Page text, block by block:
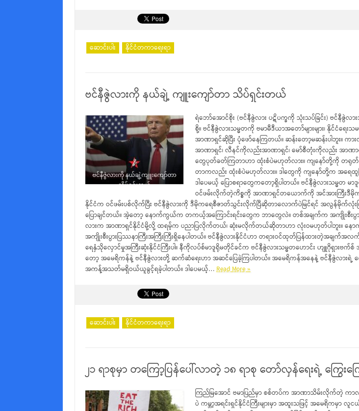
ဆောင်းပါး နိုင်ငံတကာရေးရာ
ဗင်နီဇွဲလားကို နယ်ချဲ့ ကျူးကျော်တာ သိပ်ရှင်းတယ်
ရဲဘော်အောင်စိုး (ဗင်နီဇွဲလား ပဋိပက္ခကို သုံးသပ်ခြင်း) ဗင်နီဇွဲလားအ
စို့။ ဗင်နီဇွဲလားသမ္မတကို ဗမာမီဒီယာအတော်များများ၊ နိုင်ငံရေးသမ
အာဏာရှင်ဆိုပြီး ပုံဖော်နေကြတယ်။ ဆန်းတော့မဆန်းပါဘူး။ က
အာဏာရှင်၊ လီနင်ကိုလည်းအာဏာရှင်၊ မော်စီတုံးကိုလည်း အာဏ
တွေပုတ်ခတ်ကြတာဟာ ထုံးစံပဲမဟုတ်လား။ ကျနော်တို့ကို တရုတ်နဲ့ပ
တာကလည်း ထုံးစံပဲမဟုတ်လား။ ဒါတွေကို ကျနော်တို့က အရေထူပြီး
ဒါပေမယ့် ပြောစရာတွေကတော့ရှိပါတယ်။ ဗင်နီဇွဲလားသမ္မတ
ဝင်ဖမ်းလိုက်တဲ့ကိစ္စကို အာဏာရှင်တယောက်ကို အင်အားကြီးဒီမို
နိုင်ငံက ဝင်ဖမ်းပစ်လိုက်ပြီး ဗင်နီဇွဲလားကို ဒီမိုကရေစီဇာတ်သွင်းလိုက်ပြီဆိုတာလောက်ပဲမြင်ရင် အလွန်မိုက်လုံး
ပြောချင်တယ်။ အဲ့တော့ နောက်ကွယ်က တကယ့်အကြောင်းရင်းတွေက ဘာတွေလဲ။ တစ်အချက်က အကျိုးစီးပွား
လားက အာဏာရှင်နိုင်ငံမို့လို့ ထရမ့်က ပညာပြလိုက်တယ်၊ ဆုံးမလိုက်တယ်ဆိုတာဟာ လုံးဝမဟုတ်ပါဘူး။ နေ
အကျိုးစီးပွားပြဿနာကြီးအကြီးကြီးရှိနေပါတယ်။ ဗင်နီဇွဲလားနိုင်ငံဟာ တရားဝင်ထုတ်ပြန်ထားတဲ့အချက်အ
ရေနှံသိုလှောင်မှုအကြီးဆုံးနိုင်ငံကြီးပါ။ နီကိုလပ်စ်မာဒူရိုမတိုင်ခင်က ဗင်နီဇွဲလားသမ္မတဟောင်း ဟျူဂိုရှားဗက်
တော့ အမေရိကန်နဲ့ ဗင်နီဇွဲလားတို့ ဆက်ဆံရေးဟာ အဆင်ပြေခဲ့ကြပါတယ်။ အမေရိကန်အနေနဲ့ ဗင်နီဇွဲလားရဲ့
အကန့်အသတ်မရှိဝယ်ယူခွင့်ရခဲ့ပါတယ်။ ဒါပေမယ့်…Read More »
ဆောင်းပါး နိုင်ငံတကာရေးရာ
၂၁ ရာစုမှာ တကြော့ပြန်ပေါ်လာတဲ့ ၁၈ ရာစု တော်လှန်ရေးရဲ့ ကြွေးက
ကြည်မြအောင် ဗမာပြည်မှာ စစ်တပ်က အာဏာသိမ်းလိုက်တဲ့ ကာလ
ပဲ ကမ္ဘာ့အရင်းရှင်နိုင်ငံကြီးများမှာ အထူးသဖြင့် အမေရိကမှာ လူင